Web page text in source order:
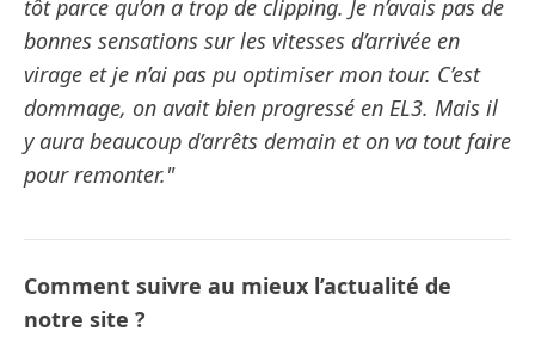
tôt parce qu’on a trop de clipping. Je n’avais pas de
bonnes sensations sur les vitesses d’arrivée en
virage et je n’ai pas pu optimiser mon tour. C’est
dommage, on avait bien progressé en EL3. Mais il
y aura beaucoup d’arrêts demain et on va tout faire
pour remonter."
Comment suivre au mieux l’actualité de
notre site ?